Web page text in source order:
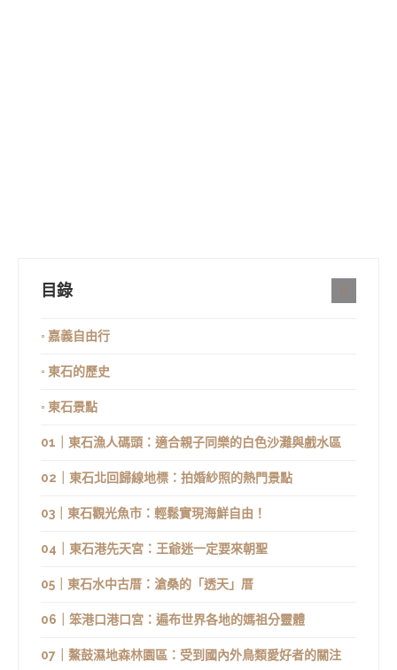
目錄
◦ 嘉義自由行
◦ 東石的歷史
◦ 東石景點
01｜東石漁人碼頭：適合親子同樂的白色沙灘與戲水區
02｜東石北回歸線地標：拍婚紗照的熱門景點
03｜東石觀光魚市：輕鬆實現海鮮自由！
04｜東石港先天宮：王爺迷一定要來朝聖
05｜東石水中古厝：滄桑的「透天」厝
06｜笨港口港口宮：遍布世界各地的媽祖分靈體
07｜鰲鼓濕地森林園區：受到國內外鳥類愛好者的關注